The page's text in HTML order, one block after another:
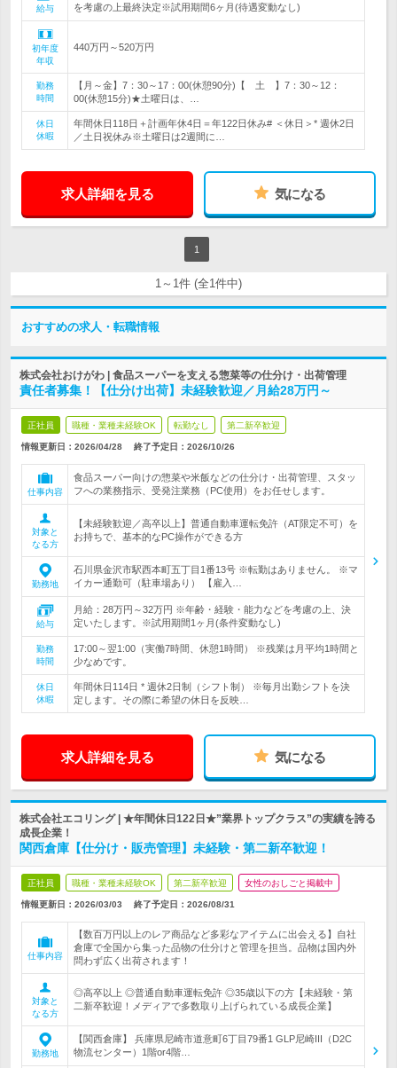
給与
を考慮の上最終決定※試用期間6ヶ月(待遇変動なし)
初年度
年収
440万円～520万円
勤務
時間
【月～金】7：30～17：00(休憩90分)【 土 】7：30～12：
00(休憩15分)★土曜日は、…
休日
休暇
年間休日118日＋計画年休4日＝年122日休み# ＜休日＞* 週休2日
／土日祝休み※土曜日は2週間に…
求人詳細を見る 気になる
1
1～1件 (全1件中)
おすすめの求人・転職情報
株式会社おけがわ | 食品スーパーを支える惣菜等の仕分け・出荷管理
責任者募集！【仕分け出荷】未経験歓迎／月給28万円～
正社員 職種・業種未経験OK 転勤なし 第二新卒歓迎
情報更新日：2026/04/28 終了予定日： 2026/10/26
仕事内容
食品スーパー向けの惣菜や米飯などの仕分け・出荷管理、スタッ
フへの業務指示、受発注業務（PC使用）をお任せします。
対象と
なる方
【未経験歓迎／高卒以上】普通自動車運転免許（AT限定不可）を
お持ちで、基本的なPC操作ができる方
勤務地
石川県金沢市駅西本町五丁目1番13号 ※転勤はありません。 ※マ
イカー通勤可（駐車場あり） 【雇入…
給与
月給：28万円～32万円 ※年齢・経験・能力などを考慮の上、決
定いたします。※試用期間1ヶ月(条件変動なし)
勤務
時間
17:00～翌1:00（実働7時間、休憩1時間） ※残業は月平均1時間と
少なめです。
休日
休暇
年間休日114日 * 週休2日制（シフト制） ※毎月出勤シフトを決
定します。その際に希望の休日を反映…
求人詳細を見る 気になる
株式会社エコリング | ★年間休日122日★”業界トップクラス”の実績を誇る
成長企業！
関西倉庫【仕分け・販売管理】未経験・第二新卒歓迎！
正社員 職種・業種未経験OK 第二新卒歓迎 女性のおしごと掲載中
情報更新日：2026/03/03 終了予定日： 2026/08/31
仕事内容
【数百万円以上のレア商品など多彩なアイテムに出会える】自社
倉庫で全国から集った品物の仕分けと管理を担当。品物は国内外
問わず広く出荷されます！
対象と
なる方
◎高卒以上 ◎普通自動車運転免許 ◎35歳以下の方【未経験・第
二新卒歓迎！メディアで多数取り上げられている成長企業】
勤務地
【関西倉庫】 兵庫県尼崎市道意町6丁目79番1 GLP尼崎III（D2C
物流センター）1階or4階…